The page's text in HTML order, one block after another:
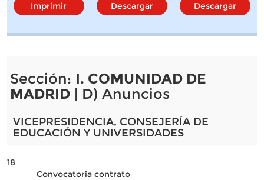
Imprimir Descargar Descargar
Sección: I. COMUNIDAD DE
MADRID| D) Anuncios
VICEPRESIDENCIA, CONSEJERÍA DE
EDUCACIÓN Y UNIVERSIDADES
18
Convocatoria contrato